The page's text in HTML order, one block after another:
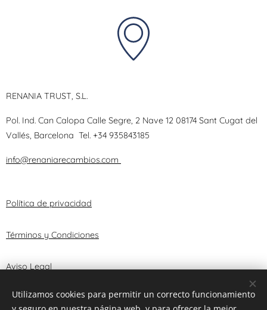
RENANIA TRUST, S.L.
Pol. Ind. Can Calopa Calle Segre, 2 Nave 12 08174 Sant Cugat del
Vallés, Barcelona Tel. +34 935843185
info@renaniarecambios.com
Política de privacidad
Términos y Condiciones
Aviso Legal
Utilizamos cookies para permitir un correcto funcionamiento